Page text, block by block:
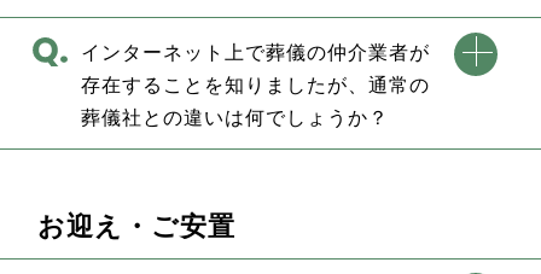
インターネット上で葬儀の仲介業者が
存在することを知りましたが、通常の
葬儀社との違いは何でしょうか？
お迎え・ご安置